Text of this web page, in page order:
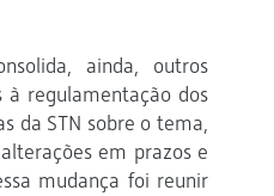
ainda, outros
à regulamentação dos
da STN sobre o tema,
em prazos e
mudança foi reunir